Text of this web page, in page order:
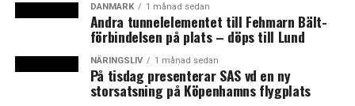
DANMARK 1 månad sedan
Andra tunnelelementet till Fehmarn Bält-
förbindelsen på plats – döps till Lund
NÄRINGSLIV 1 månad sedan
På tisdag presenterar SAS vd en ny
storsatsning på Köpenhamns flygplats